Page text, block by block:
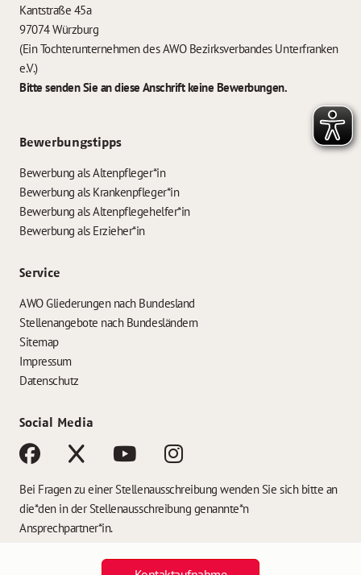
Kantstraße 45a
97074 Würzburg
(Ein Tochterunternehmen des AWO Bezirksverbandes Unterfranken
e.V.)
Bitte senden Sie an diese Anschrift keine Bewerbungen.
Bewerbungstipps
Bewerbung als Altenpfleger*in
Bewerbung als Krankenpfleger*in
Bewerbung als Altenpflegehelfer*in
Bewerbung als Erzieher*in
Service
AWO Gliederungen nach Bundesland
Stellenangebote nach Bundesländern
Sitemap
Impressum
Datenschutz
Social Media
Bei Fragen zu einer Stellenausschreibung wenden Sie sich bitte an
die*den in der Stellenausschreibung genannte*n
Ansprechpartner*in.